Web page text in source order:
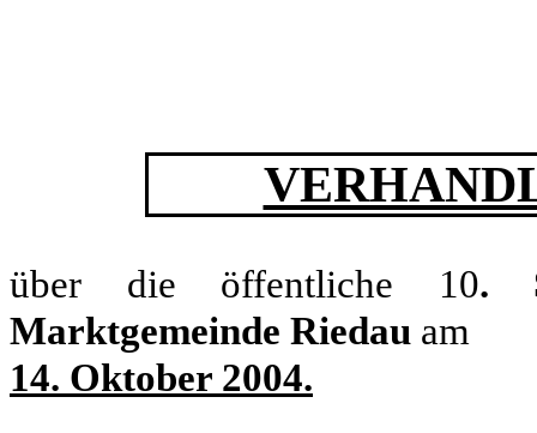
über die öffentliche 10.
Marktgemeinde Riedau am
14. Oktober 2004.